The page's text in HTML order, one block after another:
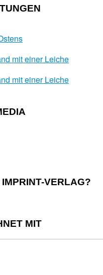
mit einer Leiche
mit einer Leiche
VERLAG?
MIT